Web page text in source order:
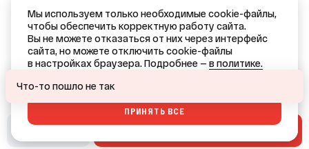
Сертификат соответствия №POCC RU C-
RU.АГ16.В.00633/24
(PDF, 1.0 MB)
Ваш город — Краснодар?
Мы используем только необходимые cookie-файлы,
чтобы обеспечить корректную работу сайта.
Вы не можете отказаться от них через интерфейс
сайта, но можете отключить cookie-файлы
в настройках браузера. Подробнее — в политике.
ПРИНЯТЬ ВСЕ
Что-то пошло не так